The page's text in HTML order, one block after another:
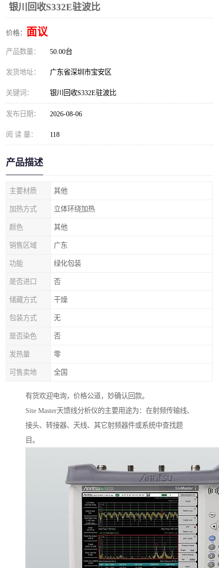
银川回收S332E驻波比
价格： 面议
产品数量： 50.00台
发货地址： 广东省深圳市宝安区
关键词： 银川回收S332E驻波比
发布日期： 2026-08-06
阅 读 量： 118
产品描述
主要材质 其他
加热方式 立体环绕加热
颜色 其他
销售区域 广东
功能 绿化包装
是否进口 否
储藏方式 干燥
包装方式 无
是否染色 否
发热量 零
可售卖地 全国
有货欢迎电询，价格公道，妙确认回款。
Site Master天馈线分析仪的主要用途为：在射频传输线、
接头、转接器、天线、其它射频器件或系统中查找题
目。